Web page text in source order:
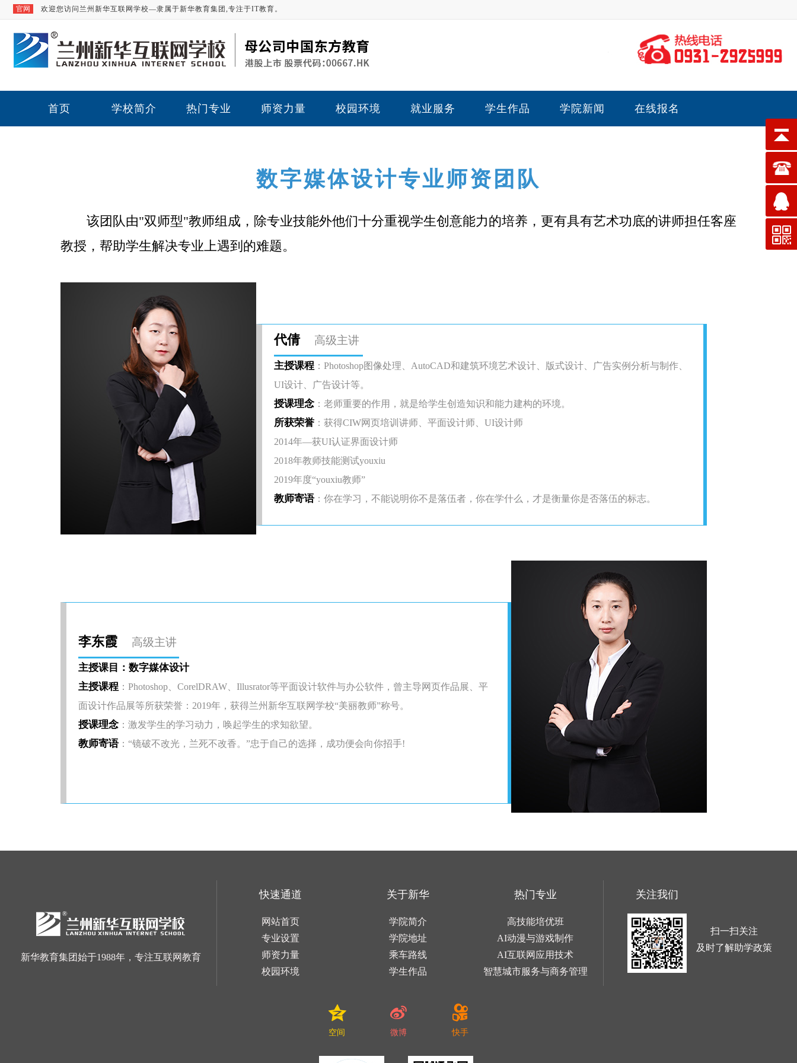
官网 欢迎您访问兰州新华互联网学校—隶属于新华教育集团,专注于IT教育。
首页 学校简介 热门专业 师资力量 校园环境 就业服务 学生作品 学院新闻 在线报名
数字媒体设计专业师资团队
该团队由"双师型"教师组成，除专业技能外他们十分重视学生创意能力的培养，更有具有艺术功底的讲师担任客座
教授，帮助学生解决专业上遇到的难题。
代倩 高级主讲
主授课程 ：Photoshop图像处理、AutoCAD和建筑环境艺术设计、版式设计、广告实例分析与制作、
UI设计、广告设计等。
授课理念 ：老师重要的作用，就是给学生创造知识和能力建构的环境。
所获荣誉 ：获得CIW网页培训讲师、平面设计师、UI设计师
2014年—获UI认证界面设计师
2018年教师技能测试youxiu
2019年度“youxiu教师”
教师寄语：你在学习，不能说明你不是落伍者，你在学什么，才是衡量你是否落伍的标志。
李东霞 高级主讲
主授课目：数字媒体设计
主授课程 ：Photoshop、CorelDRAW、Illusrator等平面设计软件与办公软件，曾主导网页作品展、平
面设计作品展等所获荣誉：2019年，获得兰州新华互联网学校“美丽教师”称号。
授课理念 ：激发学生的学习动力，唤起学生的求知欲望。
教师寄语：“镜破不改光，兰死不改香。”忠于自己的选择，成功便会向你招手!
新华教育集团始于1988年，专注互联网教育
快速通道
网站首页
专业设置
师资力量
校园环境
关于新华
学院简介
学院地址
乘车路线
学生作品
热门专业
高技能培优班
AI动漫与游戏制作
AI互联网应用技术
智慧城市服务与商务管理
关注我们
扫一扫关注
及时了解助学政策
空间 微博 快手